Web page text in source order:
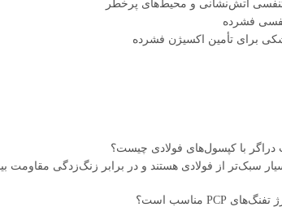
آتش‌نشانی و محیط‌های پرخطر
فشرده
برای تأمین اکسیژن فشرده
سبک‌تر از فولادی هستند و در برابر زنگ‌زدگی مقاومت